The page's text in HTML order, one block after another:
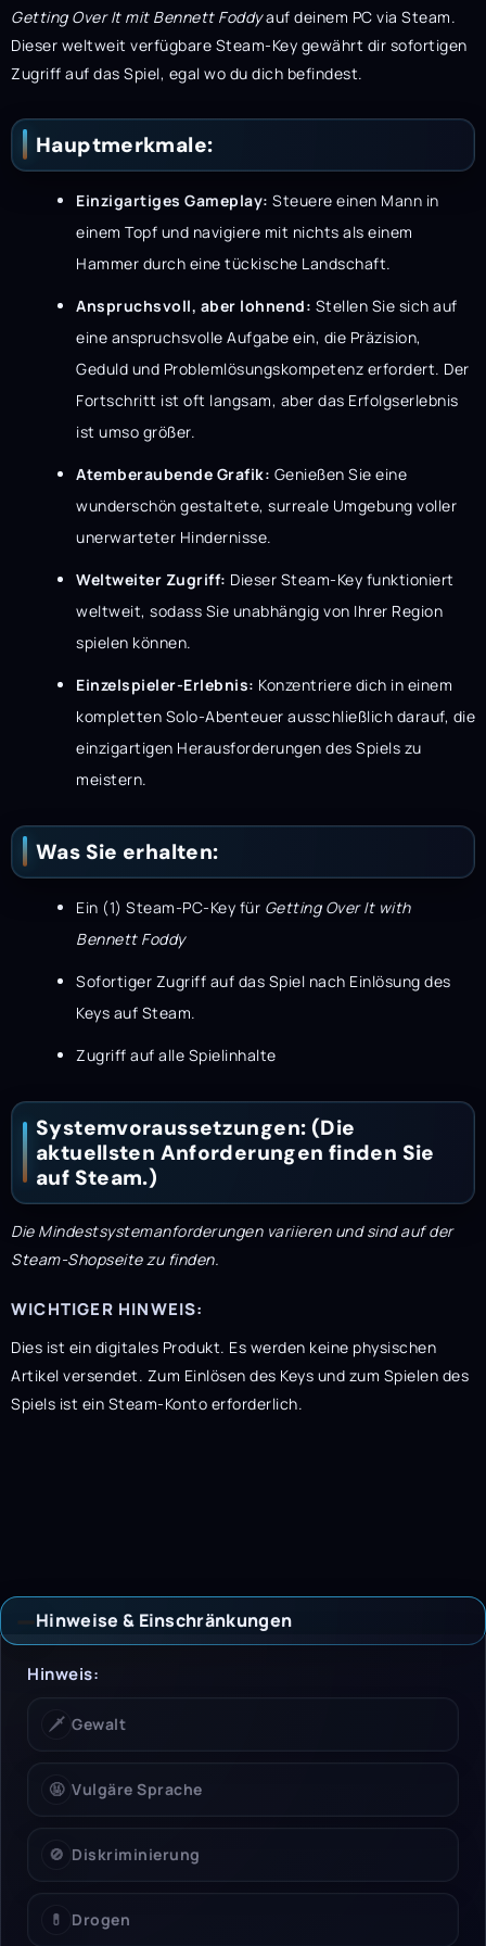
Getting Over It mit Bennett Foddyauf deinem PC via Steam.
Dieser weltweit verfügbare Steam-Key gewährt dir sofortigen
Zugriff auf das Spiel, egal wo du dich befindest.
Hauptmerkmale:
Einzigartiges Gameplay: Steuere einen Mann in
einem Topf und navigiere mit nichts als einem
Hammer durch eine tückische Landschaft.
Anspruchsvoll, aber lohnend: Stellen Sie sich auf
eine anspruchsvolle Aufgabe ein, die Präzision,
Geduld und Problemlösungskompetenz erfordert. Der
Fortschritt ist oft langsam, aber das Erfolgserlebnis
ist umso größer.
Atemberaubende Grafik: Genießen Sie eine
wunderschön gestaltete, surreale Umgebung voller
unerwarteter Hindernisse.
Weltweiter Zugriff: Dieser Steam-Key funktioniert
weltweit, sodass Sie unabhängig von Ihrer Region
spielen können.
Einzelspieler-Erlebnis: Konzentriere dich in einem
kompletten Solo-Abenteuer ausschließlich darauf, die
einzigartigen Herausforderungen des Spiels zu
meistern.
Was Sie erhalten:
Ein (1) Steam-PC-Key für Getting Over It with
Bennett Foddy
Sofortiger Zugriff auf das Spiel nach Einlösung des
Keys auf Steam.
Zugriff auf alle Spielinhalte
Systemvoraussetzungen: (Die
aktuellsten Anforderungen finden Sie
auf Steam.)
Die Mindestsystemanforderungen variieren und sind auf der
Steam-Shopseite zu finden.
WICHTIGER HINWEIS:
Dies ist ein digitales Produkt. Es werden keine physischen
Artikel versendet. Zum Einlösen des Keys und zum Spielen des
Spiels ist ein Steam-Konto erforderlich.
Hinweise & Einschränkungen
Hinweise &
Hinweis:
🗡️ Gewalt
🤬 Vulgäre Sprache
🚫 Diskriminierung
💊 Drogen